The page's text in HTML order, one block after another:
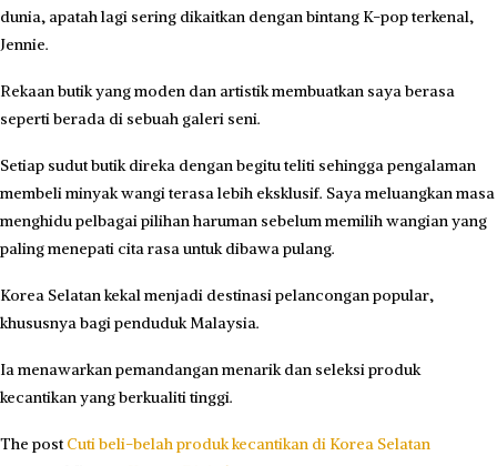
dunia, apatah lagi sering dikaitkan dengan bintang K-pop terkenal,
Jennie.
Rekaan butik yang moden dan artistik membuatkan saya berasa
seperti berada di sebuah galeri seni.
Setiap sudut butik direka dengan begitu teliti sehingga pengalaman
membeli minyak wangi terasa lebih eksklusif. Saya meluangkan masa
menghidu pelbagai pilihan haruman sebelum memilih wangian yang
paling menepati cita rasa untuk dibawa pulang.
Korea Selatan kekal menjadi destinasi pelancongan popular,
khususnya bagi penduduk Malaysia.
Ia menawarkan pemandangan menarik dan seleksi produk
kecantikan yang berkualiti tinggi.
The postCuti beli-belah produk kecantikan di Korea Selatan